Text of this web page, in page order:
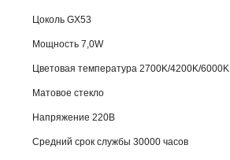
Цоколь GX53
Мощность 7,0W
Цветовая температура 2700K/4200K/6000K
Матовое стекло
Напряжение 220В
Средний срок службы 30000 часов